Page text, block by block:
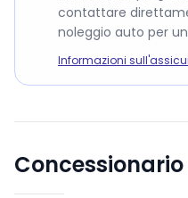
contattare
noleggio auto per
Informazioni